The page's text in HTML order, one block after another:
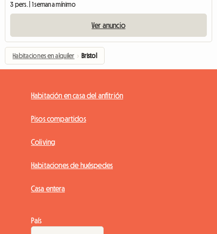
3 pers. | 1 semana mínimo
Ver anuncio
Habitaciones en alquiler › Bristol
Habitación en casa del anfitrión
Pisos compartidos
Coliving
Habitaciones de huéspedes
Casa entera
País